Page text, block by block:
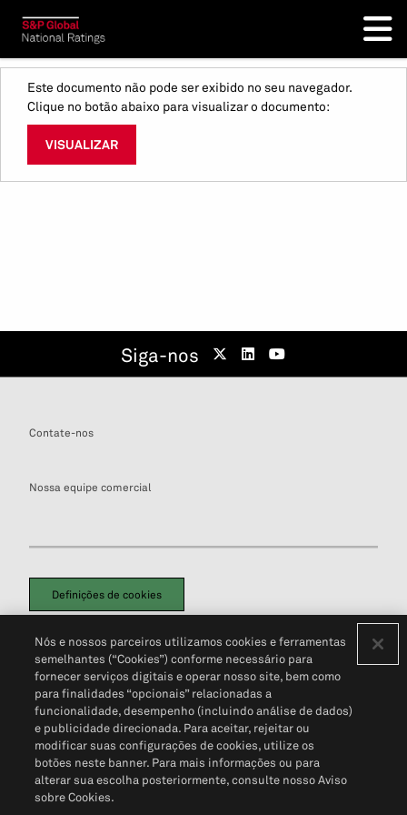
Este documento não pode ser exibido no seu navegador.
Clique no botão abaixo para visualizar o documento:
VISUALIZAR
Siga-nos
Contate-nos
Nossa equipe comercial
Definições de cookies
Política de PrivacidadePortal de privacidade do cliente (em inglês)
Não Venda Minhas Informações Pessoais© 2026 S&P Global
Nós e nossos parceiros utilizamos cookies e ferramentas
semelhantes (“Cookies”) conforme necessário para
fornecer serviços digitais e operar nosso site, bem como
para finalidades “opcionais” relacionadas a
funcionalidade, desempenho (incluindo análise de dados)
e publicidade direcionada. Para aceitar, rejeitar ou
modificar suas configurações de cookies, utilize os
botões neste banner. Para mais informações ou para
alterar sua escolha posteriormente, consulte nosso Aviso
sobre Cookies.